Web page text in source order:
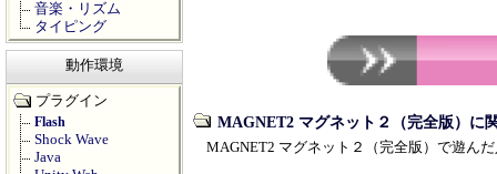
MAGNET2 マグネット２（完全版）に
MAGNET2 マグネット２（完全版）で遊ん
音楽・リズム
タイピング
動作環境
プラグイン
Flash
Shock Wave
Java